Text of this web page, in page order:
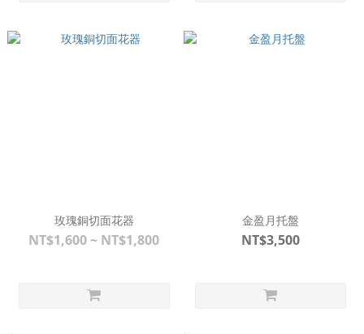
玫瑰銅切面花器
NT$1,600 ~ NT$1,800
金盈月托盤
NT$3,500